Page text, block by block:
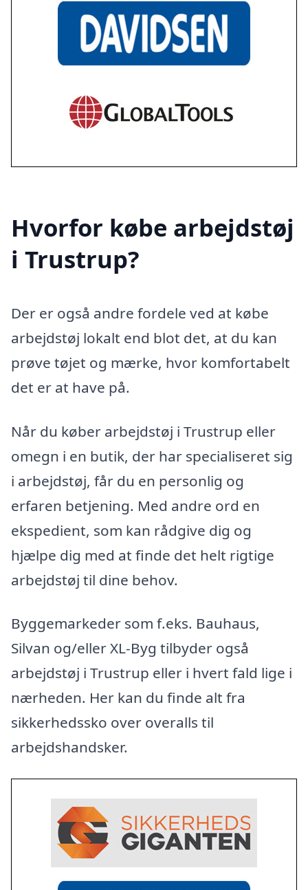
Hvorfor købe arbejdstøj
i Trustrup?
Der er også andre fordele ved at købe
arbejdstøj lokalt end blot det, at du kan
prøve tøjet og mærke, hvor komfortabelt
det er at have på.
Når du køber arbejdstøj i Trustrup eller
omegn i en butik, der har specialiseret sig
i arbejdstøj, får du en personlig og
erfaren betjening. Med andre ord en
ekspedient, som kan rådgive dig og
hjælpe dig med at finde det helt rigtige
arbejdstøj til dine behov.
Byggemarkeder som f.eks. Bauhaus,
Silvan og/eller XL-Byg tilbyder også
arbejdstøj i Trustrup eller i hvert fald lige i
nærheden. Her kan du finde alt fra
sikkerhedssko over overalls til
arbejdshandsker.